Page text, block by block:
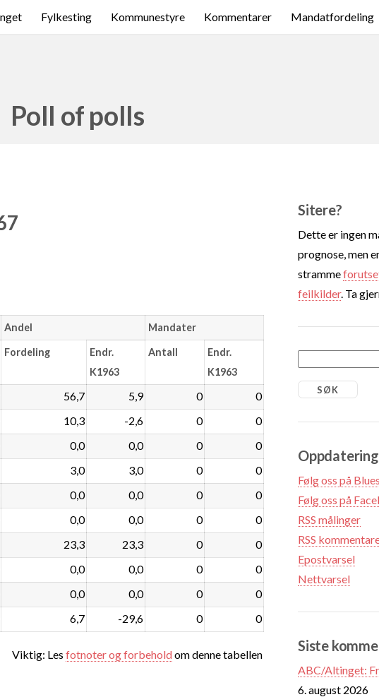
Fylkesting Kommunestyre Kommentarer Mandatfordeling
Poll of polls
Andel Mandater
Fordeling
Endr.
K1963
Antall
Endr.
K1963
56,7 5,9 0 0
10,3 -2,6 0 0
0,0 0,0 0 0
3,0 3,0 0 0
0,0 0,0 0 0
0,0 0,0 0 0
23,3 23,3 0 0
0,0 0,0 0 0
0,0 0,0 0 0
6,7 -29,6 0 0
Viktig: Les fotnoter og forbeholdom denne tabellen
Sitere?
Dette er ingen
prognose, men
stramme
feilkilder. Ta
Følg oss på
Følg oss på
RSS målinger
RSS
Epostvarsel
Nettvarsel
Siste
ABC/Altinget:
6. august 2026